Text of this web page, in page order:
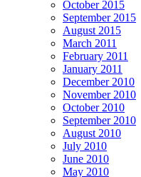
October 2015
September 2015
August 2015
March 2011
February 2011
January 2011
December 2010
November 2010
October 2010
September 2010
August 2010
July 2010
June 2010
May 2010